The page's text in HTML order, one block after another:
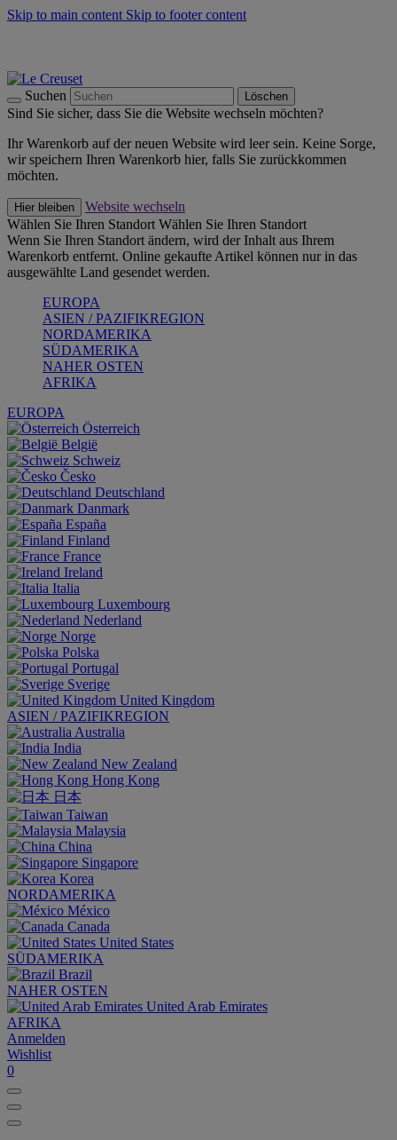
Skip to main content Skip to footer content
Suchen Löschen
Sind Sie sicher, dass Sie die Website wechseln möchten?
Ihr Warenkorb auf der neuen Website wird leer sein. Keine Sorge,
wir speichern Ihren Warenkorb hier, falls Sie zurückkommen
möchten.
Hier bleiben
Website wechseln
Wählen Sie Ihren Standort Wählen Sie Ihren Standort
Wenn Sie Ihren Standort ändern, wird der Inhalt aus Ihrem
Warenkorb entfernt. Online gekaufte Artikel können nur in das
ausgewählte Land gesendet werden.
EUROPA
ASIEN / PAZIFIKREGION
NORDAMERIKA
SÜDAMERIKA
NAHER OSTEN
AFRIKA
EUROPA
Österreich
België
Schweiz
Česko
Deutschland
Danmark
España
Finland
France
Ireland
Italia
Luxembourg
Nederland
Norge
Polska
Portugal
Sverige
United Kingdom
ASIEN / PAZIFIKREGION
Australia
India
New Zealand
Hong Kong
日本
Taiwan
Malaysia
China
Singapore
Korea
NORDAMERIKA
México
Canada
United States
SÜDAMERIKA
Brazil
NAHER OSTEN
United Arab Emirates
AFRIKA
Anmelden
Wishlist
0